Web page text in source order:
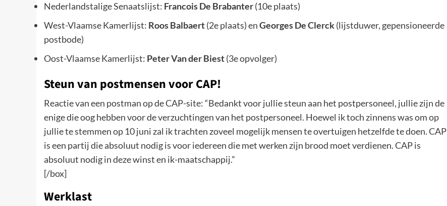
Nederlandstalige Senaatslijst: Francois De Brabanter(10e plaats)
West-Vlaamse Kamerlijst: Roos Balbaert(2e plaats) enGeorges De Clerck(lijstduwer, gepensioneerde
postbode)
Oost-Vlaamse Kamerlijst: Peter Van der Biest(3e opvolger)
Steun van postmensen voor CAP!
Reactie van een postman op de CAP-site: “Bedankt voor jullie steun aan het postpersoneel, jullie zijn de
enige die oog hebben voor de verzuchtingen van het postpersoneel. Hoewel ik toch zinnens was om op
jullie te stemmen op 10 juni zal ik trachten zoveel mogelijk mensen te overtuigen hetzelfde te doen. CAP
is een partij die absoluut nodig is voor iedereen die met werken zijn brood moet verdienen. CAP is
absoluut nodig in deze winst en ik-maatschappij.”
[/box]
Werklast